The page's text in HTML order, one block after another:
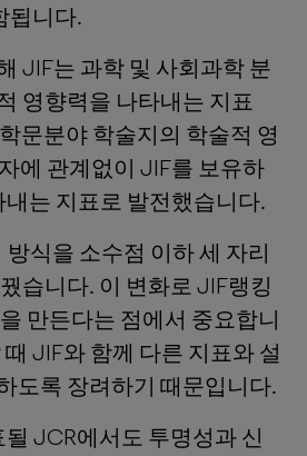
됩니다.
JIF는 과학 및 사회과학 분
영향력을 나타내는 지표
문분야 학술지의 학술적 영
에 관계없이 JIF를 보유하
내는 지표로 발전했습니다.
방식을 소수점 이하 세 자리
습니다. 이 변화로 JIF랭킹
만든다는 점에서 중요합니
JIF와 함께 다른 지표와 설
도록 장려하기 때문입니다.
될 JCR에서도 투명성과 신